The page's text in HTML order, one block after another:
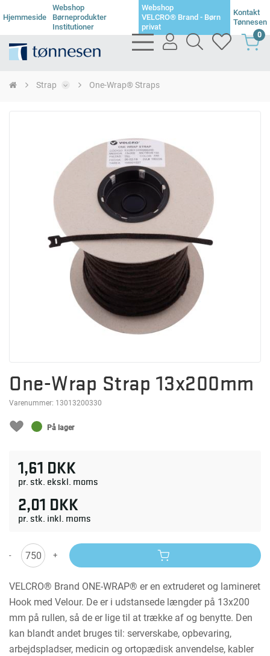
Hjemmeside
Webshop
Børneprodukter
Institutioner
Webshop
VELCRO® Brand - Børn
privat
Kontakt
Tønnesen
bars
light
user
searchheart 0
Strap One-Wrap® Straps
One-Wrap Strap 13x200mm
Varenummer: 13013200330
På lager
1,61 DKK
pr. stk. ekskl. moms
2,01 DKK
pr. stk. inkl. moms
- +
VELCRO® Brand ONE-WRAP® er en extruderet og lamineret
Hook med Velour. De er i udstansede længder på 13x200
mm på rullen, så de er lige til at trække af og benytte. Den
kan blandt andet bruges til: serverskabe, opbevaring,
arbejdspladser, medicin og ortopædisk anvendelse, kabler